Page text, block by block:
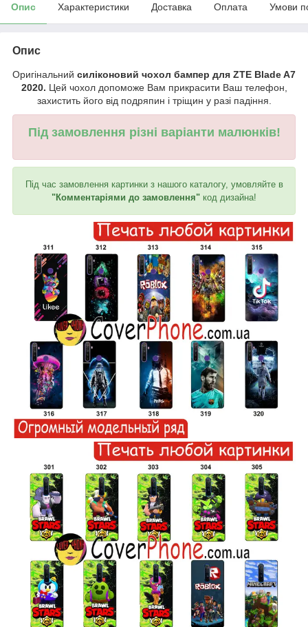
Опис Характеристики Доставка Оплата Умови
Опис
Оригінальний силіконовий чохол бампер для ZTE Blade A7
2020. Цей чохол допоможе Вам прикрасити Ваш телефон,
захистить його від подряпин і тріщин у разі падіння.
Під замовлення різні варіанти малюнків!
Під час замовлення картинки з нашого каталогу, умовляйте в
"Комментаріями до замовлення" код дизайна!